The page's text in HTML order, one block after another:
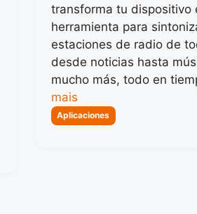
transforma tu dispositivo
herramienta para
estaciones de radio de
desde noticias hasta
mucho más, todo en
mais
Categorias
Aplicaciones